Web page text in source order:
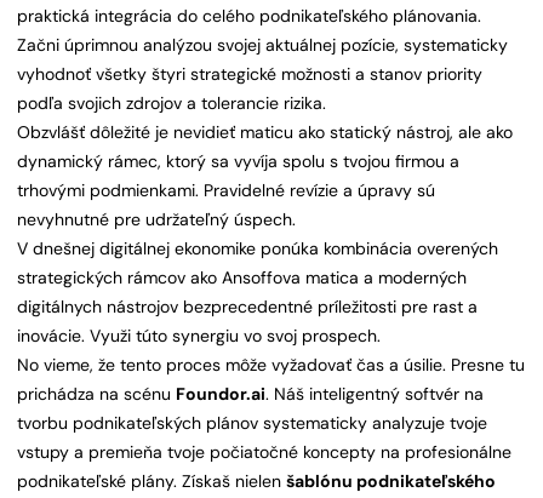
praktická integrácia do celého podnikateľského plánovania.
Začni úprimnou analýzou svojej aktuálnej pozície, systematicky
vyhodnoť všetky štyri strategické možnosti a stanov priority
podľa svojich zdrojov a tolerancie rizika.
Obzvlášť dôležité je nevidieť maticu ako statický nástroj, ale ako
dynamický rámec, ktorý sa vyvíja spolu s tvojou firmou a
trhovými podmienkami. Pravidelné revízie a úpravy sú
nevyhnutné pre udržateľný úspech.
V dnešnej digitálnej ekonomike ponúka kombinácia overených
strategických rámcov ako Ansoffova matica a moderných
digitálnych nástrojov bezprecedentné príležitosti pre rast a
inovácie. Využi túto synergiu vo svoj prospech.
No vieme, že tento proces môže vyžadovať čas a úsilie. Presne tu
prichádza na scénu Foundor.ai. Náš inteligentný softvér na
tvorbu podnikateľských plánov systematicky analyzuje tvoje
vstupy a premieňa tvoje počiatočné koncepty na profesionálne
podnikateľské plány. Získaš nielen šablónu podnikateľského